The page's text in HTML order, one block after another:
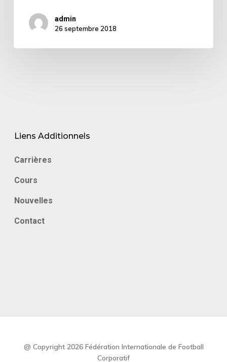
admin
26 septembre 2018
Liens Additionnels
Carrières
Cours
Nouvelles
Contact
@ Copyright 2026 Fédération Internationale de Football
Corporatif